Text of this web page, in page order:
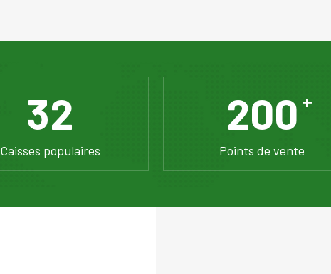
32
Caisses populaires
200 +
Points de vente